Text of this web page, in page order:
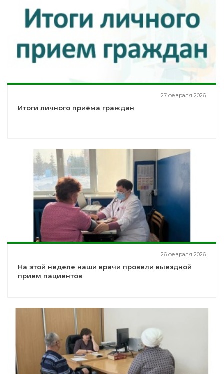
27 февраля 2026
Итоги личного приёма граждан
26 февраля 2026
На этой неделе наши врачи провели выездной
прием пациентов